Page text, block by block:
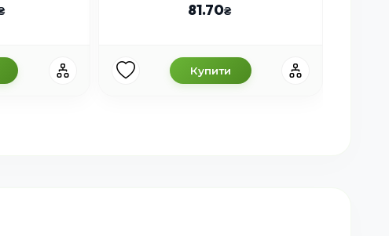
81.70
Купити